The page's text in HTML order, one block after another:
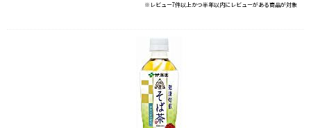
※レビュー7件以上かつ半年以内にレビューがある商品が対象